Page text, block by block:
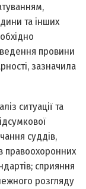
та інших
провини
зазначила
ситуації та
суддів,
правоохоронних
сприяння
розгляду